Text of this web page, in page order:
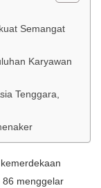
Semangat
Karyawan
Tenggara,
86 menggelar